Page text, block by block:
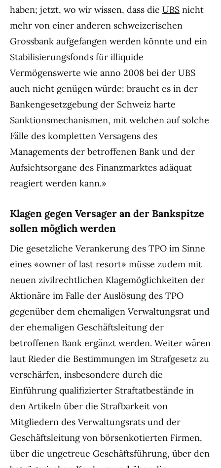
haben; jetzt, wo wir wissen, dass die UBS nicht
mehr von einer anderen schweizerischen
Grossbank aufgefangen werden könnte und ein
Stabilisierungsfonds für illiquide
Vermögenswerte wie anno 2008 bei der UBS
auch nicht genügen würde: braucht es in der
Bankengesetzgebung der Schweiz harte
Sanktionsmechanismen, mit welchen auf solche
Fälle des kompletten Versagens des
Managements der betroffenen Bank und der
Aufsichtsorgane des Finanzmarktes adäquat
reagiert werden kann.»
Klagen gegen Versager an der Bankspitze
sollen möglich werden
Die gesetzliche Verankerung des TPO im Sinne
eines «owner of last resort» müsse zudem mit
neuen zivilrechtlichen Klagemöglichkeiten der
Aktionäre im Falle der Auslösung des TPO
gegenüber dem ehemaligen Verwaltungsrat und
der ehemaligen Geschäftsleitung der
betroffenen Bank ergänzt werden. Weiter wären
laut Rieder die Bestimmungen im Strafgesetz zu
verschärfen, insbesondere durch die
Einführung qualifizierter Straftatbestände in
den Artikeln über die Strafbarkeit von
Mitgliedern des Verwaltungsrats und der
Geschäftsleitung von börsenkotierten Firmen,
über die ungetreue Geschäftsführung, über den